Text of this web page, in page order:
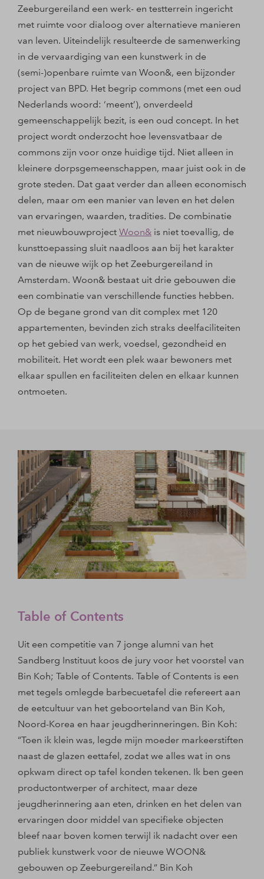
Zeeburgereiland een werk- en testterrein ingericht
met ruimte voor dialoog over alternatieve manieren
van leven. Uiteindelijk resulteerde de samenwerking
in de vervaardiging van een kunstwerk in de
(semi-)openbare ruimte van Woon&, een bijzonder
project van BPD. Het begrip commons (met een oud
Nederlands woord: ‘meent’), onverdeeld
gemeenschappelijk bezit, is een oud concept. In het
project wordt onderzocht hoe levensvatbaar de
commons zijn voor onze huidige tijd. Niet alleen in
kleinere dorpsgemeenschappen, maar juist ook in de
grote steden. Dat gaat verder dan alleen economisch
delen, maar om een manier van leven en het delen
van ervaringen, waarden, tradities. De combinatie
met nieuwbouwproject Woon& is niet toevallig, de
kunsttoepassing sluit naadloos aan bij het karakter
van de nieuwe wijk op het Zeeburgereiland in
Amsterdam. Woon& bestaat uit drie gebouwen die
een combinatie van verschillende functies hebben.
Op de begane grond van dit complex met 120
appartementen, bevinden zich straks deelfaciliteiten
op het gebied van werk, voedsel, gezondheid en
mobiliteit. Het wordt een plek waar bewoners met
elkaar spullen en faciliteiten delen en elkaar kunnen
ontmoeten.
Table of Contents
Uit een competitie van 7 jonge alumni van het
Sandberg Instituut koos de jury voor het voorstel van
Bin Koh; Table of Contents. Table of Contents is een
met tegels omlegde barbecuetafel die refereert aan
de eetcultuur van het geboorteland van Bin Koh,
Noord-Korea en haar jeugdherinneringen. Bin Koh:
“Toen ik klein was, legde mijn moeder markeerstiften
naast de glazen eettafel, zodat we alles wat in ons
opkwam direct op tafel konden tekenen. Ik ben geen
productontwerper of architect, maar deze
jeugdherinnering aan eten, drinken en het delen van
ervaringen door middel van specifieke objecten
bleef naar boven komen terwijl ik nadacht over een
publiek kunstwerk voor de nieuwe WOON&
gebouwen op Zeeburgereiland.” Bin Koh